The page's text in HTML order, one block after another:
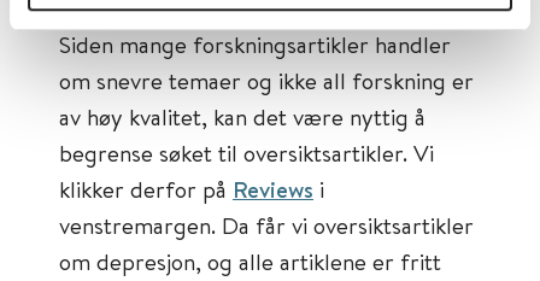
Siden mange forskningsartikler handler
om snevre temaer og ikke all forskning er
av høy kvalitet, kan det være nyttig å
begrense søket til oversiktsartikler. Vi
klikker derfor på Reviews i
venstremargen. Da får vi oversiktsartikler
om depresjon, og alle artiklene er fritt